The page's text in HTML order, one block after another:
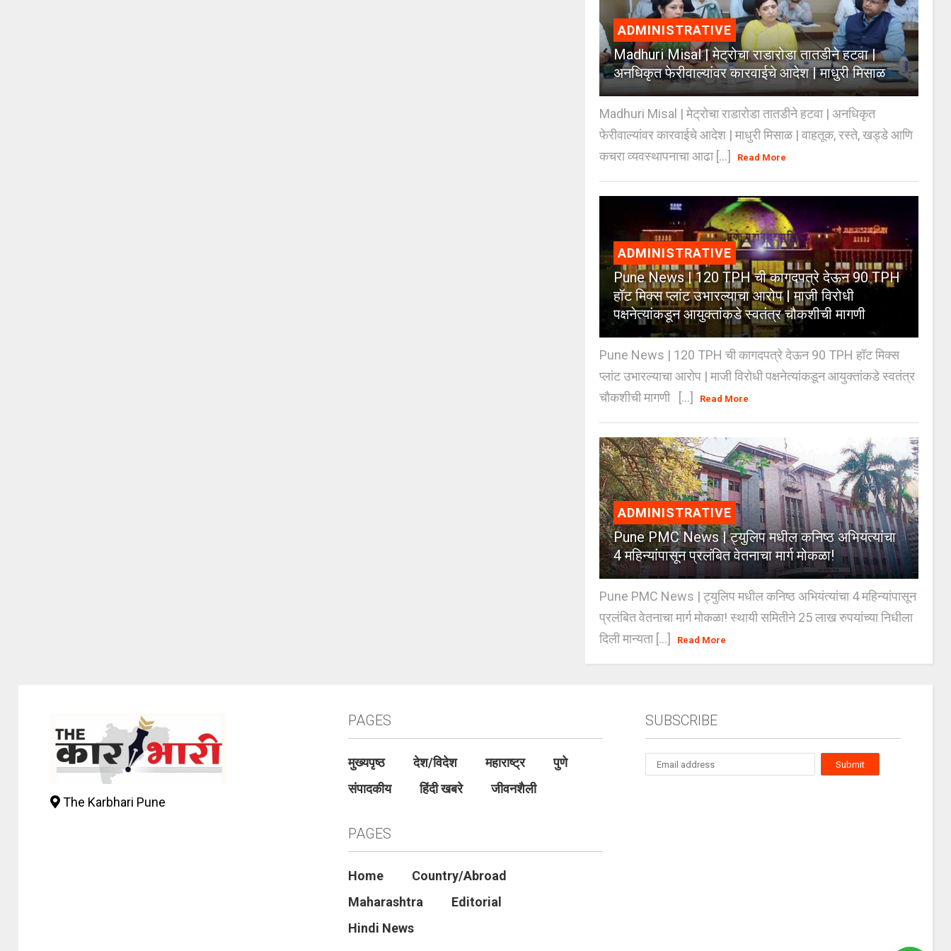
ADMINISTRATIVE
Madhuri Misal | मेट्रोचा राडारोडा तातडीने हटवा |
अनधिकृत फेरीवाल्यांवर कारवाईचे आदेश | माधुरी मिसाळ
Madhuri Misal | मेट्रोचा राडारोडा तातडीने हटवा | अनधिकृत
फेरीवाल्यांवर कारवाईचे आदेश | माधुरी मिसाळ | वाहतूक, रस्ते, खड्डे आणि
कचरा व्यवस्थापनाचा आढा [...]
Read More
ADMINISTRATIVE
Pune News | 120 TPH ची कागदपत्रे देऊन 90 TPH
हॉट मिक्स प्लांट उभारल्याचा आरोप | माजी विरोधी
पक्षनेत्यांकडून आयुक्तांकडे स्वतंत्र चौकशीची मागणी
Pune News | 120 TPH ची कागदपत्रे देऊन 90 TPH हॉट मिक्स
प्लांट उभारल्याचा आरोप | माजी विरोधी पक्षनेत्यांकडून आयुक्तांकडे स्वतंत्र
चौकशीची मागणी [...]
Read More
ADMINISTRATIVE
Pune PMC News | ट्युलिप मधील कनिष्ठ अभियंत्यांचा
4 महिन्यांपासून प्रलंबित वेतनाचा मार्ग मोकळा!
Pune PMC News | ट्युलिप मधील कनिष्ठ अभियंत्यांचा 4 महिन्यांपासून
प्रलंबित वेतनाचा मार्ग मोकळा! स्थायी समितीने 25 लाख रुपयांच्या निधीला
दिली मान्यता [...]
Read More
The Karbhari Pune
PAGES
मुख्यपृष्ठ देश/विदेश महाराष्ट्र
पुणे
संपादकीय
हिंदी खबरे जीवनशैली
PAGES
Home
Country/Abroad
Maharashtra
Editorial
Hindi News
SUBSCRIBE